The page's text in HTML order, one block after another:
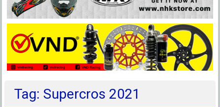
Tag: Supercros 2021